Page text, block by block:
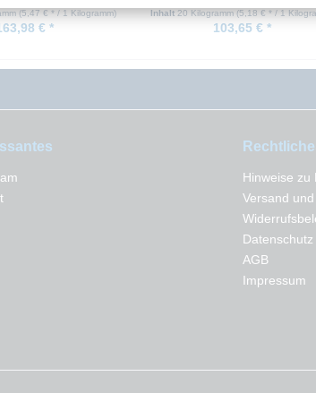
(5,47 € * / 1 Kilogramm)
€ *
Inhalt20 Kilogramm (5,18 € * / 1
103,65 € *
Hinweise zu
Versand
Datenschutz
AGB
Impressum